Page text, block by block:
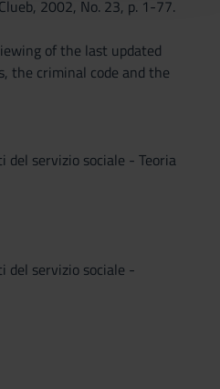
servizi.
2002, No. 23, p. 1-77.
of the last updated
the criminal code and the
del servizio sociale - Teoria
del servizio sociale -